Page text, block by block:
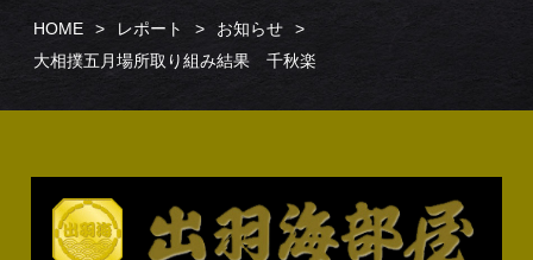
HOME レポート
お知らせ
大相撲五月場所取り組み結果 千秋楽